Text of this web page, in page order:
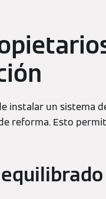
instalar un sistema
reforma. Esto